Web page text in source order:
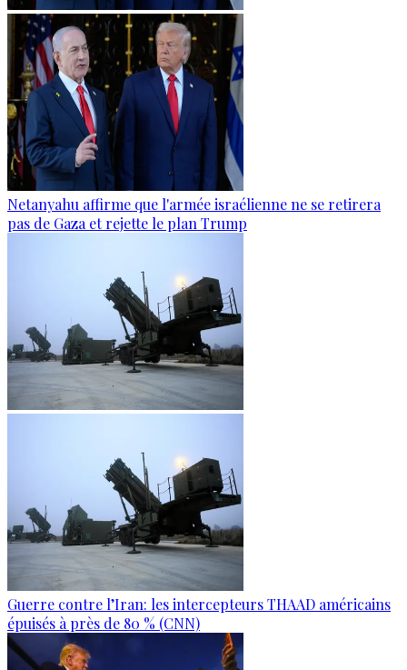
Netanyahu affirme que l'armée israélienne ne se retirera
pas de Gaza et rejette le plan Trump
Guerre contre l’Iran: les intercepteurs THAAD américains
épuisés à près de 80 % (CNN)